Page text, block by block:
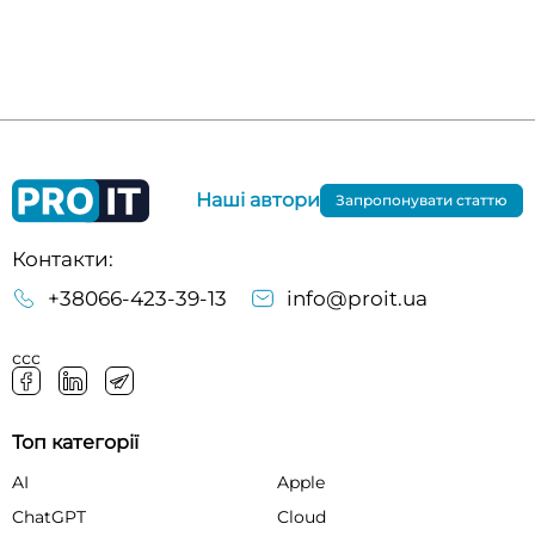
Контакти:
+38066-423-39-13
info@proit.ua
ссс
Наші автори Запропонувати статтю
Топ категорії
AI
Apple
ChatGPT
Cloud